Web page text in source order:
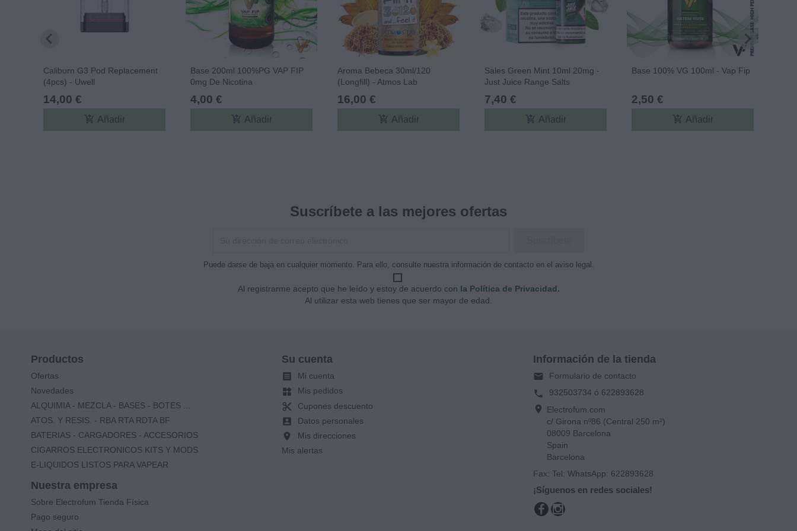
Caliburn G3 Pod Replacement
(4pcs) - Uwell
14,00 €
add_shopping_cart Añadir
Base 200ml 100%PG VAP FIP
0mg De Nicotina
4,00 €
add_shopping_cart Añadir
Aroma Bebeca 30ml/120
(Longfill) - Atmos Lab
16,00 €
add_shopping_cart Añadir
Sales Green Mint 10ml 20mg -
Just Juice Range Salts
7,40 €
add_shopping_cart Añadir
Base 100% VG 100ml - Vap Fip
2,50 €
add_shopping_cart Añadir
Suscríbete a las mejores ofertas
Puede darse de baja en cualquier momento. Para ello, consulte nuestra información de contacto en el aviso legal.
Al registrarme acepto que he leído y estoy de acuerdo con la Política de Privacidad.
Al utilizar esta web tienes que ser mayor de edad.
Productos
Ofertas
Novedades
ALQUIMIA - MEZCLA - BASES - BOTES ...
ATOS. Y RESIS. - RBA RTA RDTA BF
BATERIAS - CARGADORES - ACCESORIOS
CIGARROS ELECTRONICOS KITS Y MODS
E-LIQUIDOS LISTOS PARA VAPEAR
Nuestra empresa
Sobre Electrofum Tienda Física
Pago seguro
Su cuenta
 Mi cuenta
widgets Mis pedidos
content_cut Cupones descuento
account_box Datos personales
location_on
Mis direcciones
Mis alertas
Información de la tienda
email Formulario de contacto
phone 932503734 ó 622893628
location_on
Electrofum.com
c/ Girona nº86 (Central 250 m²)
08009 Barcelona
Spain
Barcelona
Fax: Tel: WhatsApp: 622893628
¡Síguenos en redes sociales!
FacebookInstagram